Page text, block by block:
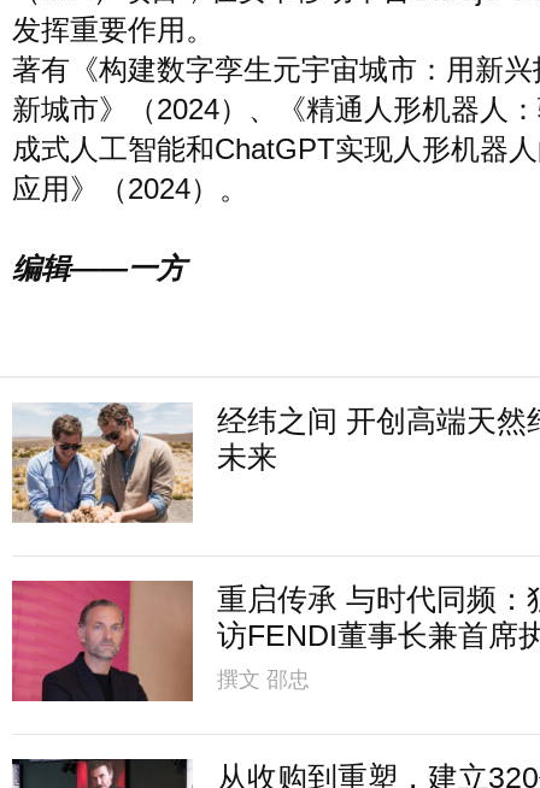
发挥重要作用。
著有《构建数字孪生元宇宙城市：用新
新城市》（2024）、《精通人形机器人
成式人工智能和ChatGPT实现人形机器
应用》（2024）。
编辑——一方
经纬之间 开创高端天然
未来
重启传承 与时代同频：
访FENDI董事长兼首席
撰文 邵忠
从收购到重塑，建立